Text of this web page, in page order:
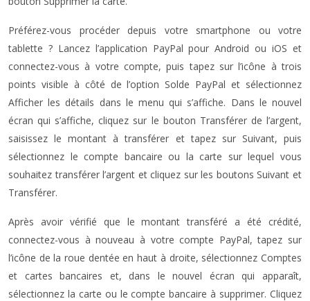
Préférez-vous procéder depuis votre smartphone ou votre
tablette ? Lancez l’application PayPal pour Android ou iOS et
connectez-vous à votre compte, puis tapez sur l’icône à trois
points visible à côté de l’option Solde PayPal et sélectionnez
Afficher les détails dans le menu qui s’affiche. Dans le nouvel
écran qui s’affiche, cliquez sur le bouton Transférer de l’argent,
saisissez le montant à transférer et tapez sur Suivant, puis
sélectionnez le compte bancaire ou la carte sur lequel vous
souhaitez transférer l’argent et cliquez sur les boutons Suivant et
Transférer.
Après avoir vérifié que le montant transféré a été crédité,
connectez-vous à nouveau à votre compte PayPal, tapez sur
l’icône de la roue dentée en haut à droite, sélectionnez Comptes
et cartes bancaires et, dans le nouvel écran qui apparaît,
sélectionnez la carte ou le compte bancaire à supprimer. Cliquez